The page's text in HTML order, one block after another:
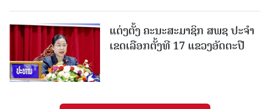
ແຕ່ງຕັ້ງ ຄະນະສະມາຊິກ ສພຊ ປະຈຳ
ເຂດເລືອກຕັ້ງທີ 17 ແຂວງອັດຕະປື